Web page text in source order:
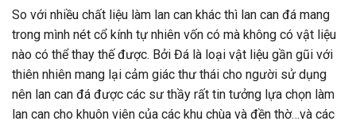
So với nhiều chất liệu làm lan can khác thì lan can đá mang
trong mình nét cổ kính tự nhiên vốn có mà không có vật liệu
nào có thể thay thế được. Bởi Đá là loại vật liệu gần gũi với
thiên nhiên mang lại cảm giác thư thái cho người sử dụng
nên lan can đá được các sư thầy rất tin tưởng lựa chọn làm
lan can cho khuôn viên của các khu chùa và đền thờ…và các